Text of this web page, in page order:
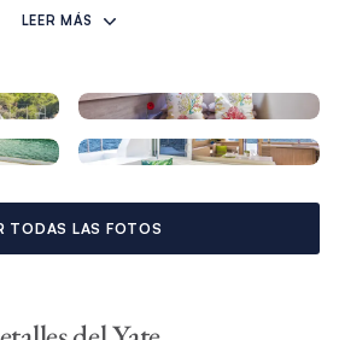
ideales para grupos de hasta 10
gran tamaño se abren a la cabina de
panorámicas desde el interior.
ambas áreas, este nuevo diseño se
y social y a una mayor
con una puerta que se abre a un
LEER MÁS
TODAS LAS FOTOS